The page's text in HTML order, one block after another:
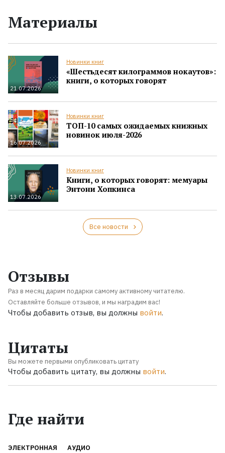
Материалы
21.07.2026
Новинки книг
«Шестьдесят килограммов нокаутов»:
книги, о которых говорят
16.07.2026
Новинки книг
ТОП-10 самых ожидаемых книжных
новинок июля-2026
13.07.2026
Новинки книг
Книги, о которых говорят: мемуары
Энтони Хопкинса
Все новости
Отзывы
Раз в месяц дарим подарки самому активному читателю.
Оставляйте больше отзывов, и мы наградим вас!
Чтобы добавить отзыв, вы должны войти.
Цитаты
Вы можете первыми опубликовать цитату
Чтобы добавить цитату, вы должны войти.
Где найти
ЭЛЕКТРОННАЯ АУДИО